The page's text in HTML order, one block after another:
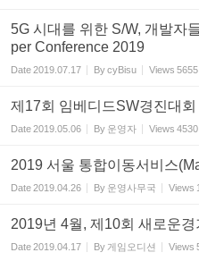
5G 시대를 위한 S/W, 개발자
per Conference 2019
Date2019.07.17 BycyBisu Views 5655
제17회 임베디드SW경진대회
Date2019.05.06 By 운영자 Views 4530
2019 서울 통합이동서비스
Date2019.04.26 By 운영사무국 Views
2019년 4월, 제10회 새로운
Date2019.04.17 By 게임오디션 Views